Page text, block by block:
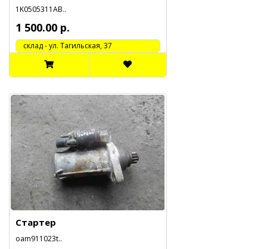
1K0505311AB..
1 500.00 р.
cклад - ул. Тагильская, 37
Стартер
oam911023t..